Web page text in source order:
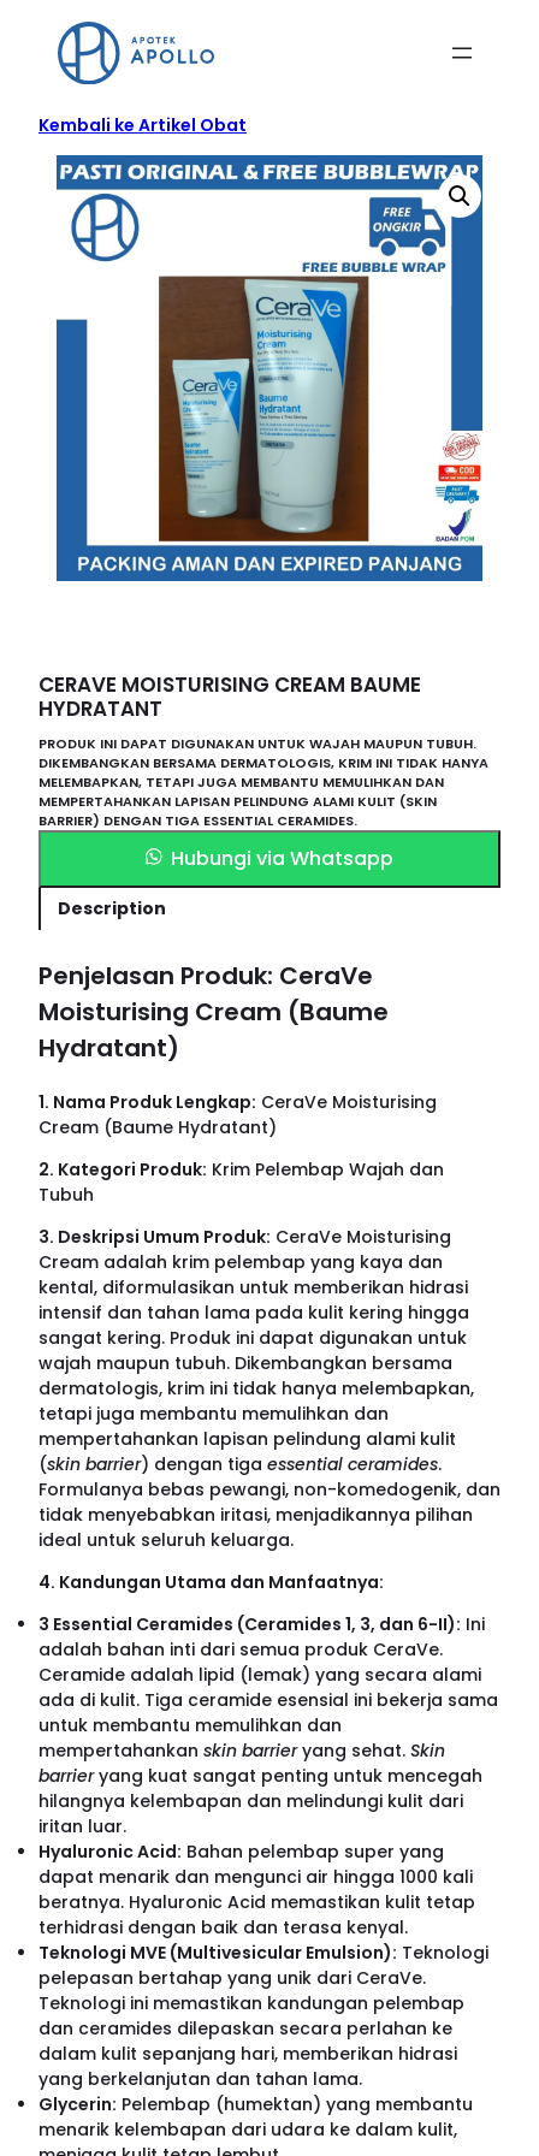
Kembali ke Artikel Obat
CERAVE MOISTURISING CREAM BAUME
HYDRATANT
PRODUK INI DAPAT DIGUNAKAN UNTUK WAJAH MAUPUN TUBUH.
DIKEMBANGKAN BERSAMA DERMATOLOGIS, KRIM INI TIDAK HANYA
MELEMBAPKAN, TETAPI JUGA MEMBANTU MEMULIHKAN DAN
MEMPERTAHANKAN LAPISAN PELINDUNG ALAMI KULIT (SKIN
BARRIER) DENGAN TIGA ESSENTIAL CERAMIDES.
Hubungi via Whatsapp
Description
Penjelasan Produk: CeraVe
Moisturising Cream (Baume
Hydratant)
1. Nama Produk Lengkap: CeraVe Moisturising
Cream (Baume Hydratant)
2. Kategori Produk: Krim Pelembap Wajah dan
Tubuh
3. Deskripsi Umum Produk: CeraVe Moisturising
Cream adalah krim pelembap yang kaya dan
kental, diformulasikan untuk memberikan hidrasi
intensif dan tahan lama pada kulit kering hingga
sangat kering. Produk ini dapat digunakan untuk
wajah maupun tubuh. Dikembangkan bersama
dermatologis, krim ini tidak hanya melembapkan,
tetapi juga membantu memulihkan dan
mempertahankan lapisan pelindung alami kulit
(skin barrier) dengan tiga essential ceramides.
Formulanya bebas pewangi, non-komedogenik, dan
tidak menyebabkan iritasi, menjadikannya pilihan
ideal untuk seluruh keluarga.
4. Kandungan Utama dan Manfaatnya:
3 Essential Ceramides (Ceramides 1, 3, dan 6-II): Ini
adalah bahan inti dari semua produk CeraVe.
Ceramide adalah lipid (lemak) yang secara alami
ada di kulit. Tiga ceramide esensial ini bekerja sama
untuk membantu memulihkan dan
mempertahankan skin barrieryang sehat. Skin
barrieryang kuat sangat penting untuk mencegah
hilangnya kelembapan dan melindungi kulit dari
iritan luar.
Hyaluronic Acid: Bahan pelembap super yang
dapat menarik dan mengunci air hingga 1000 kali
beratnya. Hyaluronic Acid memastikan kulit tetap
terhidrasi dengan baik dan terasa kenyal.
Teknologi MVE (Multivesicular Emulsion): Teknologi
pelepasan bertahap yang unik dari CeraVe.
Teknologi ini memastikan kandungan pelembap
dan ceramides dilepaskan secara perlahan ke
dalam kulit sepanjang hari, memberikan hidrasi
yang berkelanjutan dan tahan lama.
Glycerin: Pelembap (humektan) yang membantu
menarik kelembapan dari udara ke dalam kulit,